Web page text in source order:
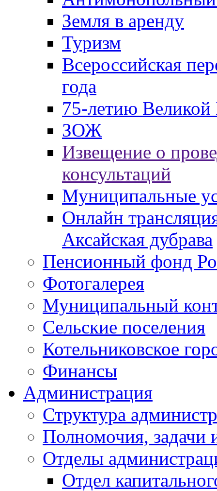
Земля в аренду
Туризм
Всероссийская
года
75-летию
ЗОЖ
Извещение о
консультаций
Муниципальные
Онлайн
Аксайская дубрава
Пенсионный фонд
Фотогалерея
Муниципальный
Сельские поселения
Котельниковское
Финансы
Администрация
Структура
Полномочия, задачи
Отделы
Отдел